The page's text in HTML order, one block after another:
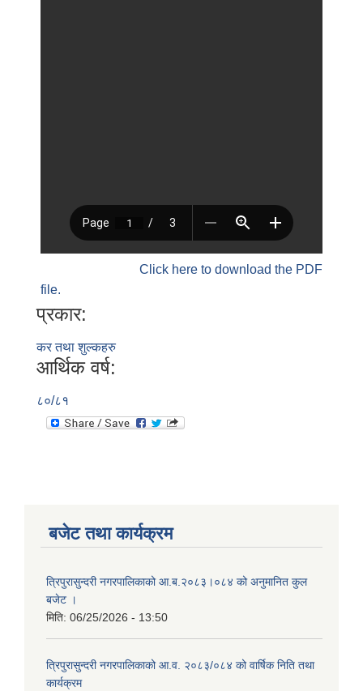
Click here to download the PDF
file.
प्रकार:
कर तथा शुल्कहरु
आर्थिक वर्ष:
८०/८१
बजेट तथा कार्यक्रम
त्रिपुरासुन्दरी नगरपालिकाको आ.ब.२०८३।०८४ को अनुमानित कुल
बजेट ।
मिति: 06/25/2026 - 13:50
त्रिपुरासुन्दरी नगरपालिकाको आ.व. २०८३/०८४ को वार्षिक निति तथा
कार्यक्रम